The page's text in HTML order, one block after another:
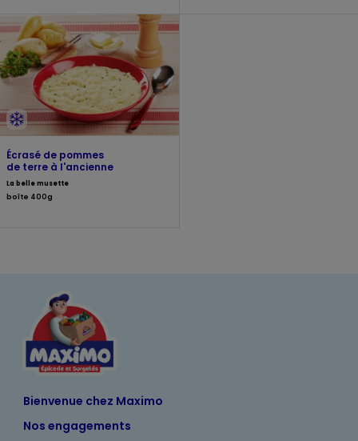
Écrasé de pommes
de terre à l'ancienne
La belle musette
boîte 400g
Bienvenue chez Maximo
Nos engagements